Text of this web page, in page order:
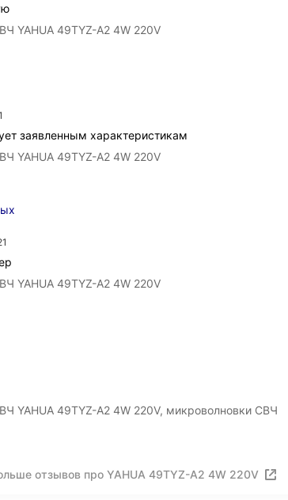
YAHUA 49TYZ-A2 4W 220V
заявленным характеристикам
YAHUA 49TYZ-A2 4W 220V
YAHUA 49TYZ-A2 4W 220V
YAHUA 49TYZ-A2 4W 220V, микроволновки СВЧ
отзывов про YAHUA 49TYZ-A2 4W 220V